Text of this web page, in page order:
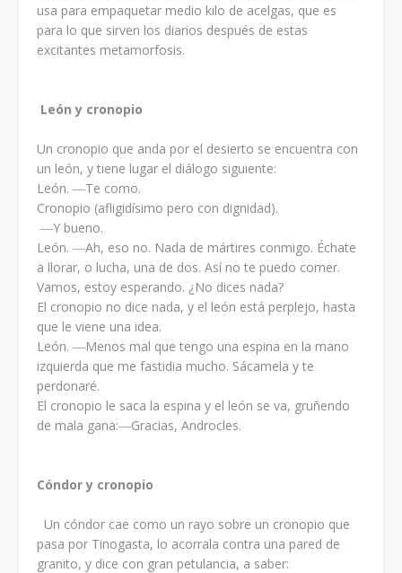
usa para empaquetar medio kilo de acelgas, que es
para lo que sirven los diarios después de estas
excitantes metamorfosis.
León y cronopio
Un cronopio que anda por el desierto se encuentra con
un león, y tiene lugar el diálogo siguiente:
León. ―Te como.
Cronopio (afligidísimo pero con dignidad).
―Y bueno.
León. ―Ah, eso no. Nada de mártires conmigo. Échate
a llorar, o lucha, una de dos. Así no te puedo comer.
Vamos, estoy esperando. ¿No dices nada?
El cronopio no dice nada, y el león está perplejo, hasta
que le viene una idea.
León. ―Menos mal que tengo una espina en la mano
izquierda que me fastidia mucho. Sácamela y te
perdonaré.
El cronopio le saca la espina y el león se va, gruñendo
de mala gana:―Gracias, Androcles.
Cóndor y cronopio
Un cóndor cae como un rayo sobre un cronopio que
pasa por Tinogasta, lo acorrala contra una pared de
granito, y dice con gran petulancia, a saber: